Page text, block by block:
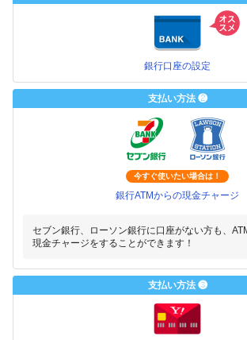
銀行口座の設定
支払い方法 ❷
今すぐ使いたい場合は！
銀行ATMからの現金チャージ
セブン銀行、ローソン銀行に口座がない方も、
現金チャージをすることができます！
支払い方法 ❸